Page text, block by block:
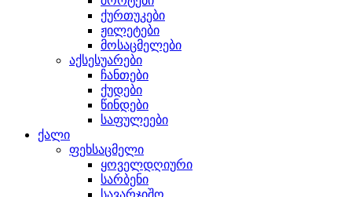
ქურთუკები
ჟილეტები
მოსაცმელები
აქსესუარები
ჩანთები
ქუდები
წინდები
საფულეები
ქალი
ფეხსაცმელი
ყოველდღიური
სარბენი
სავარჯიშო